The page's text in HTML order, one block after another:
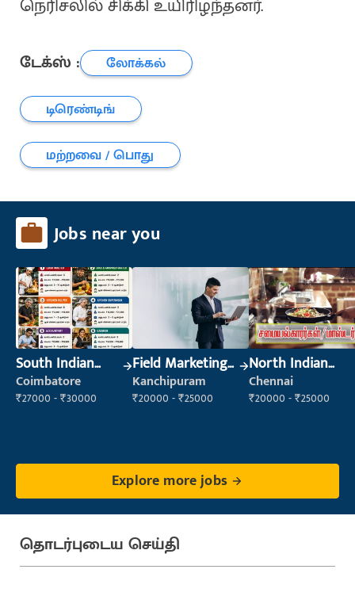
நெரிசலில் சிக்கி உயிரிழந்தனர்.
டேக்ஸ் :
லோக்கல்
டிரெண்டிங்
மற்றவை / பொது
Jobs near you
South Indian
Cook
Coimbatore
₹27000 - ₹30000
Field Marketing
Executive
Kanchipuram
₹20000 - ₹25000
North Indian
Cook
Chennai
₹20000 - ₹25000
Explore more jobs
தொடர்புடைய செய்தி